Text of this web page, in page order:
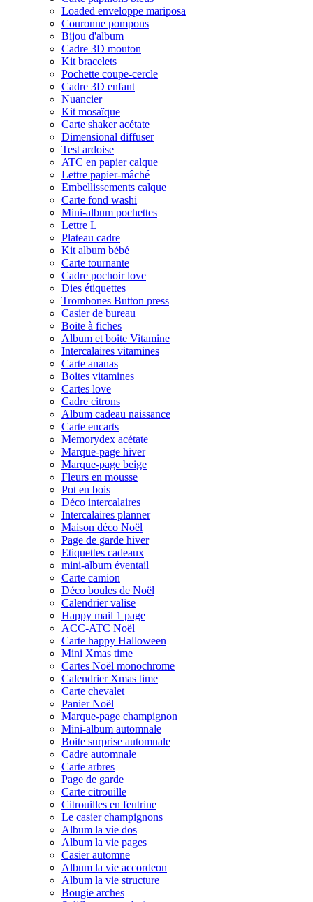
Loaded enveloppe mariposa
Couronne pompons
Bijou d'album
Cadre 3D mouton
Kit bracelets
Pochette coupe-cercle
Cadre 3D enfant
Nuancier
Kit mosaïque
Carte shaker acétate
Dimensional diffuser
Test ardoise
ATC en papier calque
Lettre papier-mâché
Embellissements calque
Carte fond washi
Mini-album pochettes
Lettre L
Plateau cadre
Kit album bébé
Carte tournante
Cadre pochoir love
Dies étiquettes
Trombones Button press
Casier de bureau
Boite à fiches
Album et boite Vitamine
Intercalaires vitamines
Carte ananas
Boites vitamines
Cartes love
Cadre citrons
Album cadeau naissance
Carte encarts
Memorydex acétate
Marque-page hiver
Marque-page beige
Fleurs en mousse
Pot en bois
Déco intercalaires
Intercalaires planner
Maison déco Noël
Page de garde hiver
Etiquettes cadeaux
mini-album éventail
Carte camion
Déco boules de Noël
Calendrier valise
Happy mail 1 page
ACC-ATC Noël
Carte happy Halloween
Mini Xmas time
Cartes Noël monochrome
Calendrier Xmas time
Carte chevalet
Panier Noël
Marque-page champignon
Mini-album automnale
Boite surprise automnale
Cadre automnale
Carte arbres
Page de garde
Carte citrouille
Citrouilles en feutrine
Le casier champignons
Album la vie dos
Album la vie pages
Casier automne
Album la vie accordeon
Album la vie structure
Bougie arches